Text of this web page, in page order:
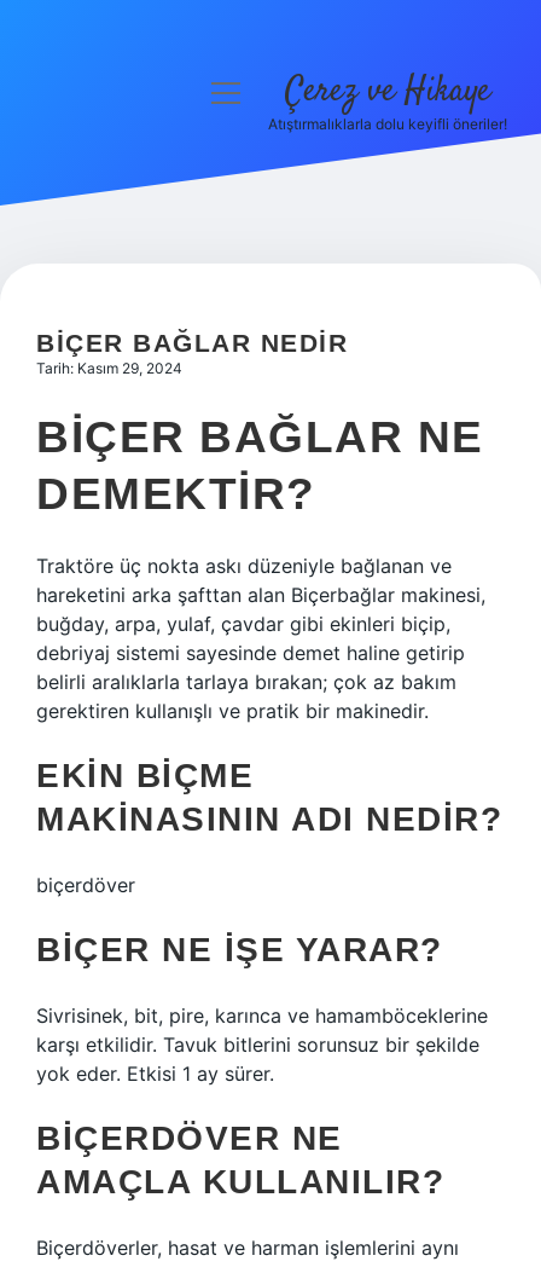
Hakkımızda
menüyü Çerez ve Hikaye
Atıştırmalıklarla dolu keyifli öneriler!
BIÇER BAĞLAR NEDIR
Tarih: Kasım 29, 2024
BIÇER BAĞLAR NE
DEMEKTIR?
Traktöre üç nokta askı düzeniyle bağlanan ve
hareketini arka şafttan alan Biçerbağlar makinesi,
buğday, arpa, yulaf, çavdar gibi ekinleri biçip,
debriyaj sistemi sayesinde demet haline getirip
belirli aralıklarla tarlaya bırakan; çok az bakım
gerektiren kullanışlı ve pratik bir makinedir.
EKIN BIÇME
MAKINASININ ADI NEDIR?
biçerdöver
BIÇER NE IŞE YARAR?
Sivrisinek, bit, pire, karınca ve hamamböceklerine
karşı etkilidir. Tavuk bitlerini sorunsuz bir şekilde
yok eder. Etkisi 1 ay sürer.
BIÇERDÖVER NE
AMAÇLA KULLANILIR?
Biçerdöverler, hasat ve harman işlemlerini aynı